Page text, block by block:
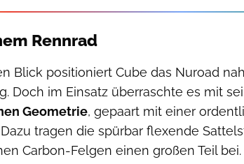
Rennrad
Blick positioniert Cube das Nuroad
Doch im Einsatz überraschte es mit
Geometrie, gepaart mit einer
tragen die spürbar flexende
Carbon-Felgen einen großen Teil bei.